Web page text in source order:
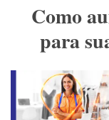
Como
para